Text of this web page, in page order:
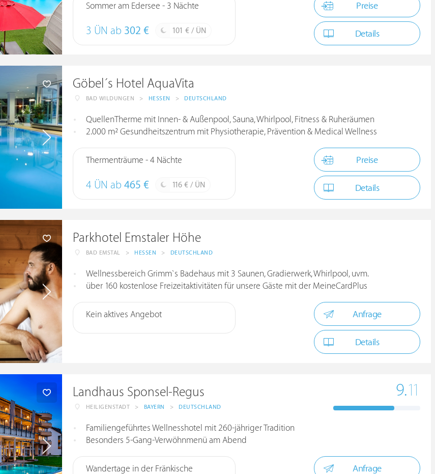
Sommer am Edersee - 3 Nächte
3 ÜN ab 302 € 101 € / ÜN
Preise
Details
Göbel´s Hotel AquaVita
BAD WILDUNGEN > HESSEN > DEUTSCHLAND
QuellenTherme mit Innen- & Außenpool, Sauna, Whirlpool, Fitness & Ruheräumen
2.000 m² Gesundheitszentrum mit Physiotherapie, Prävention & Medical Wellness
Thermenträume - 4 Nächte
4 ÜN ab 465 € 116 € / ÜN
Preise
Details
Parkhotel Emstaler Höhe
BAD EMSTAL > HESSEN > DEUTSCHLAND
Wellnessbereich Grimm`s Badehaus mit 3 Saunen, Gradierwerk, Whirlpool, uvm.
über 160 kostenlose Freizeitaktivitäten für unsere Gäste mit der MeineCardPlus
Kein aktives Angebot Anfrage
Details
Landhaus Sponsel-Regus
HEILIGENSTADT > BAYERN > DEUTSCHLAND
9.11
Familiengeführtes Wellnesshotel mit 260-jähriger Tradition
Besonders 5-Gang-Verwöhnmenü am Abend
Wandertage in der Fränkische
Anfrage